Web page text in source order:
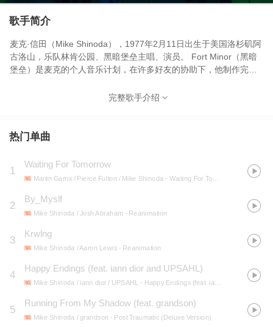
歌手简介
麦克·信田（Mike Shinoda），1977年2月11日出生于美国洛杉矶阿
古洛山，乐队林肯公园、黑暗堡垒主唱、演员。 Fort Minor（黑暗
堡垒）是麦克的个人音乐计划，在许多好友的协助下，他制作完成
垒的首张专辑于2005年年底发行。
完整歌手介绍
热门单曲
1
Waiting For Tomorrow
Martin Garrix / Pierce Fulton / Mike Shinoda - Waiting For Tomorrow
2
By_Myslf
Mike Shinoda / Josh Abraham - Reanimation
3
Krwlng
Mike Shinoda / Aaron Lewis- Reanimation
4
Happy Endings (feat. iann dior and UPSAHL)
Mike Shinoda / iann dior / UPSAHL - Happy Endings (feat. iann dior and UPSAHL)
5
Running From My Shadow (feat. grandson)
Mike Shinoda / grandson - Post Traumatic (Deluxe Version)